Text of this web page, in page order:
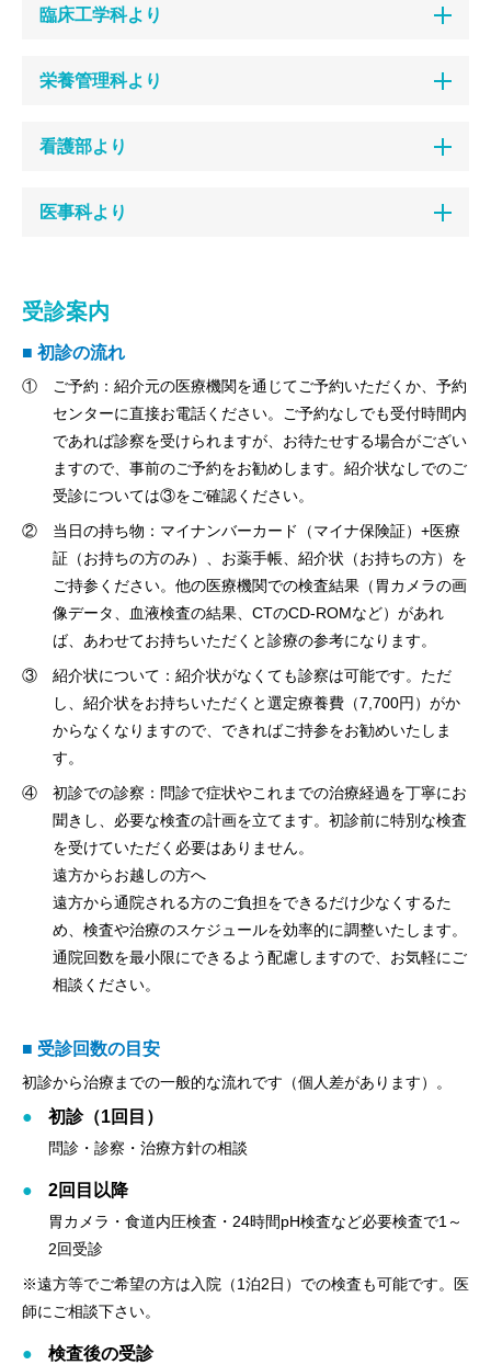
臨床工学科より
栄養管理科より
看護部より
医事科より
受診案内
■ 初診の流れ
① ご予約：紹介元の医療機関を通じてご予約いただくか、予約
センターに直接お電話ください。ご予約なしでも受付時間内
であれば診察を受けられますが、お待たせする場合がござい
ますので、事前のご予約をお勧めします。紹介状なしでのご
受診については③をご確認ください。
② 当日の持ち物：マイナンバーカード（マイナ保険証）+医療
証（お持ちの方のみ）、お薬手帳、紹介状（お持ちの方）を
ご持参ください。他の医療機関での検査結果（胃カメラの画
像データ、血液検査の結果、CTのCD-ROMなど）があれ
ば、あわせてお持ちいただくと診療の参考になります。
③ 紹介状について：紹介状がなくても診察は可能です。ただ
し、紹介状をお持ちいただくと選定療養費（7,700円）がか
からなくなりますので、できればご持参をお勧めいたしま
す。
④ 初診での診察：問診で症状やこれまでの治療経過を丁寧にお
聞きし、必要な検査の計画を立てます。初診前に特別な検査
を受けていただく必要はありません。
遠方からお越しの方へ
遠方から通院される方のご負担をできるだけ少なくするた
め、検査や治療のスケジュールを効率的に調整いたします。
通院回数を最小限にできるよう配慮しますので、お気軽にご
相談ください。
■ 受診回数の目安
初診から治療までの一般的な流れです（個人差があります）。
初診（1回目）
問診・診察・治療方針の相談
2回目以降
胃カメラ・食道内圧検査・24時間pH検査など必要検査で1～
2回受診
※遠方等でご希望の方は入院（1泊2日）での検査も可能です。医
師にご相談下さい。
検査後の受診